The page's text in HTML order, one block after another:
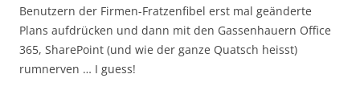
Benutzern der Firmen-Fratzenfibel erst mal geänderte
Plans aufdrücken und dann mit den Gassenhauern Office
365, SharePoint (und wie der ganze Quatsch heisst)
rumnerven … I guess!